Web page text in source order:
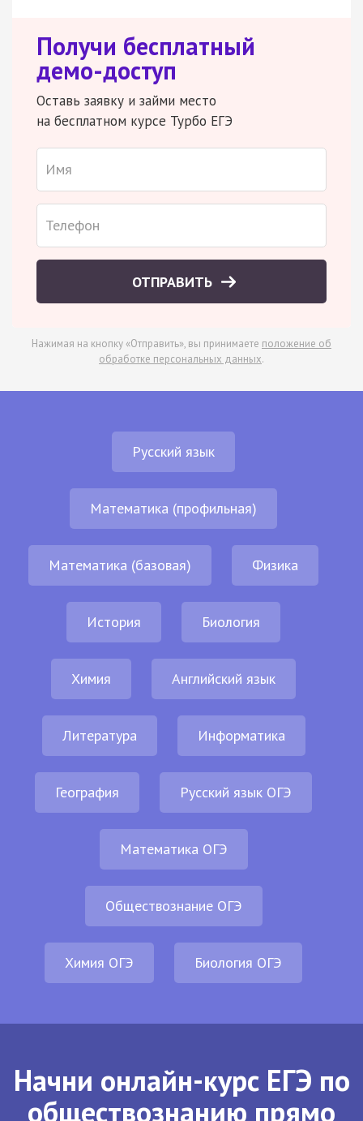
Получи бесплатный
демо-доступ
Оставь заявку и займи место
на бесплатном курсе Турбо ЕГЭ
ОТПРАВИТЬ
Нажимая на кнопку «Отправить», вы принимаете положение об
обработке персональных данных.
Русский язык
Математика (профильная)
Математика (базовая) Физика
История Биология
Химия Английский язык
Литература Информатика
География Русский язык ОГЭ
Математика ОГЭ
Обществознание ОГЭ
Химия ОГЭ Биология ОГЭ
Начни онлайн-курс ЕГЭ по
обществознанию прямо